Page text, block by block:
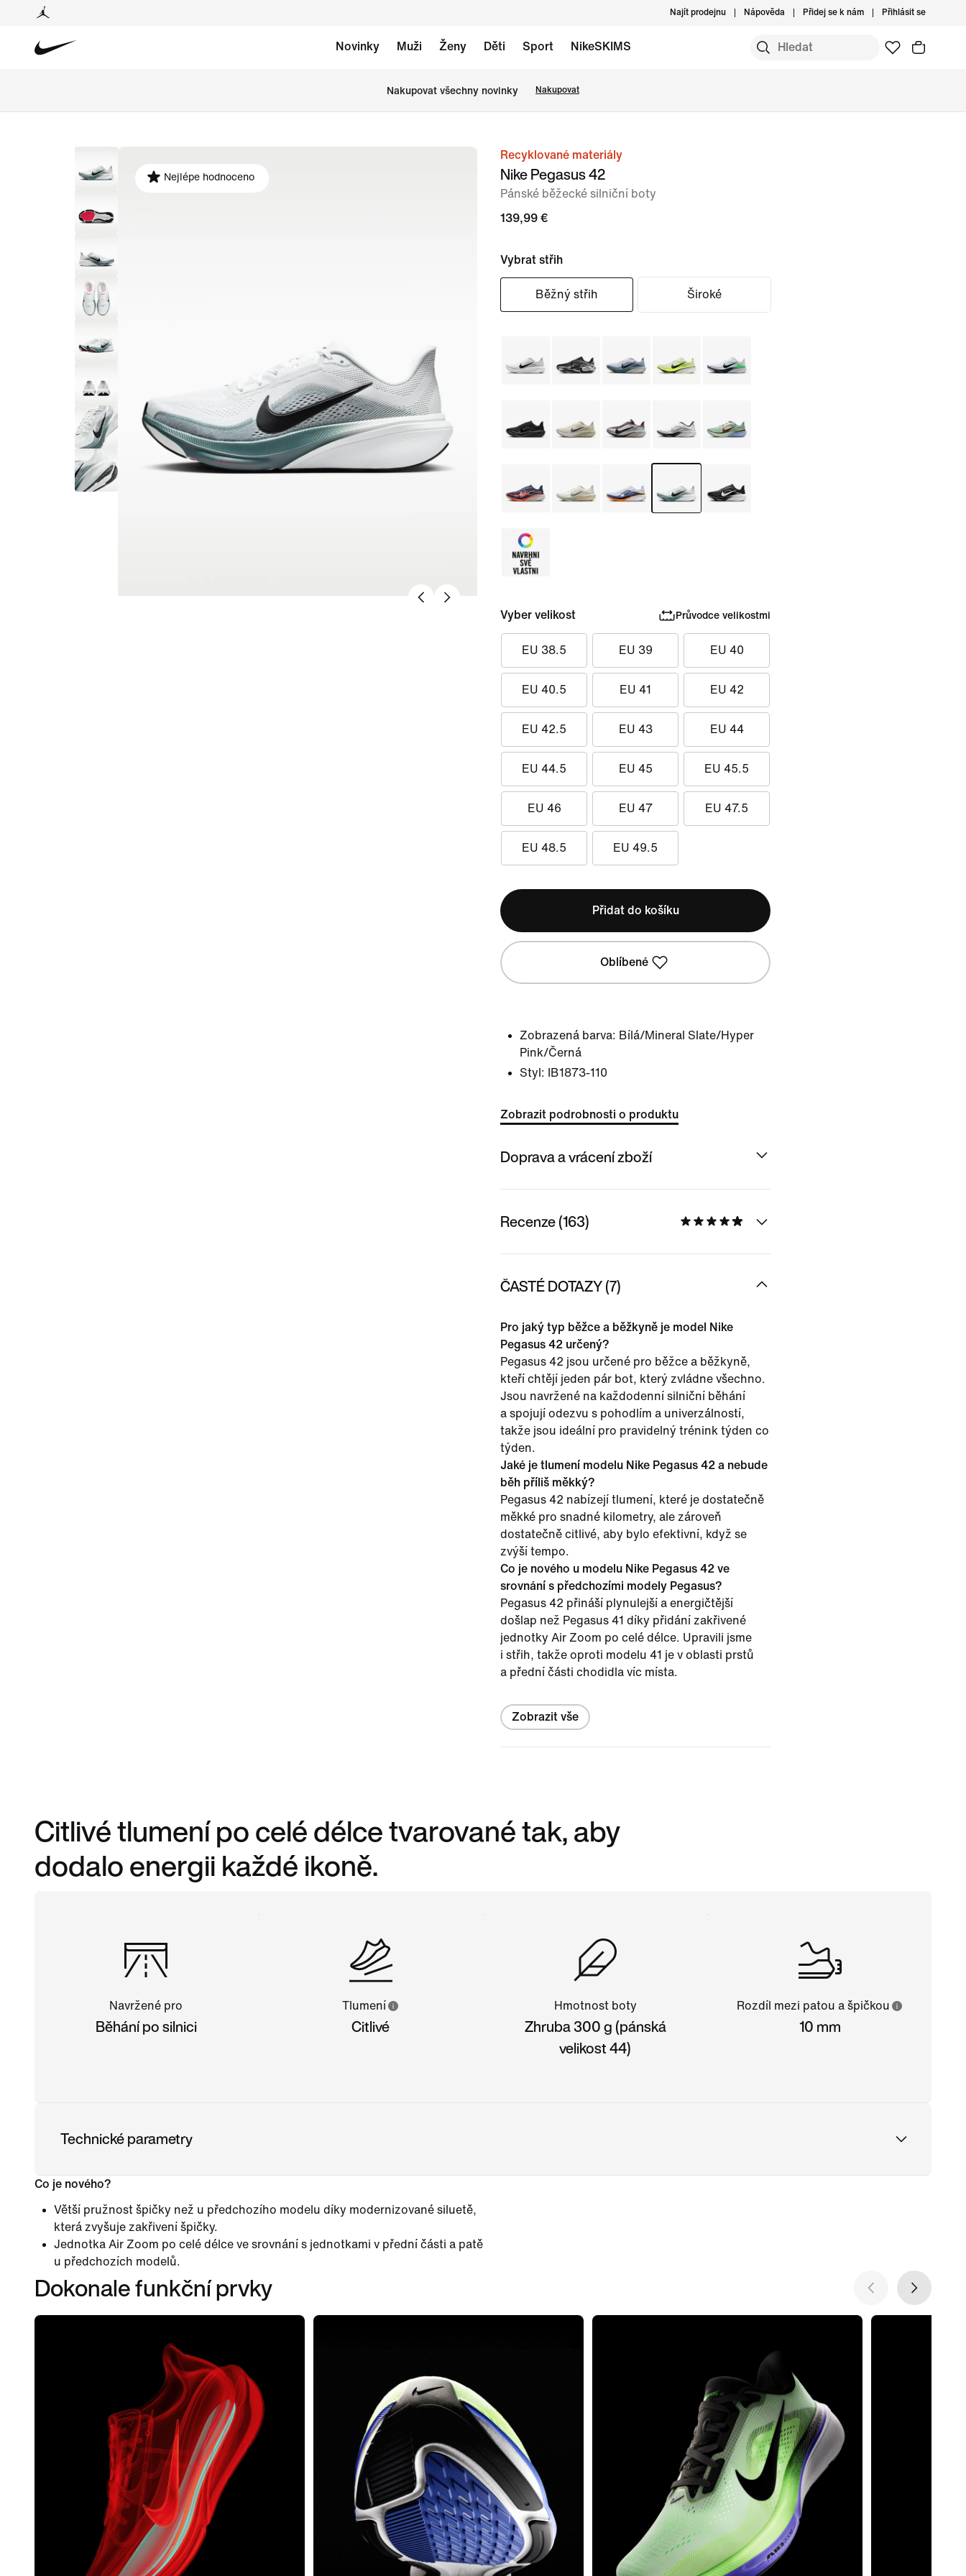
Najít prodejnu Nápověda Přidej se k nám Přihlásit se
Novinky Muži Ženy Děti Sport NikeSKIMS
Nakupovat všechny novinky Nakupovat
obrázek
Nejlépe hodnoceno
Recyklované materiály
Nike Pegasus 42
Pánské běžecké silniční boty
139,99 €
Vybrat střih
Běžný střih Široké
Vyber velikost Průvodce velikostmi
EU 38.5 EU 39 EU 40
EU 40.5 EU 41 EU 42
EU 42.5 EU 43 EU 44
EU 44.5 EU 45 EU 45.5
EU 46 EU 47 EU 47.5
EU 48.5 EU 49.5
Přidat do košíku
Oblíbené
Zobrazená barva: Bílá/Mineral Slate/Hyper
Pink/Černá
Styl:
IB1873-110
Zobrazit podrobnosti o produktu
Doprava a vrácení zboží
Recenze (163)
ČASTÉ DOTAZY (7)
Pro jaký typ běžce a běžkyně je model Nike
Pegasus 42 určený?
Pegasus 42 jsou určené pro běžce a běžkyně,
kteří chtějí jeden pár bot, který zvládne všechno.
Jsou navržené na každodenní silniční běhání
a spojují odezvu s pohodlím a univerzálností,
takže jsou ideální pro pravidelný trénink týden co
týden.
Jaké je tlumení modelu Nike Pegasus 42 a nebude
běh příliš měkký?
Pegasus 42 nabízejí tlumení, které je dostatečně
měkké pro snadné kilometry, ale zároveň
dostatečně citlivé, aby bylo efektivní, když se
zvýší tempo.
Co je nového u modelu Nike Pegasus 42 ve
srovnání s předchozími modely Pegasus?
Pegasus 42 přináší plynulejší a energičtější
došlap než Pegasus 41 díky přidání zakřivené
jednotky Air Zoom po celé délce. Upravili jsme
i střih, takže oproti modelu 41 je v oblasti prstů
a přední části chodidla víc místa.
Zobrazit vše
Citlivé tlumení po celé délce tvarované tak, aby
dodalo energii každé ikoně.
Navržené pro
Běhání po silnici
Tlumení
Citlivé
Hmotnost boty
Zhruba 300 g (pánská
velikost 44)
Rozdíl mezi patou a špičkou
10 mm
Technické parametry
Co je nového?
Větší pružnost špičky než u předchozího modelu díky modernizované siluetě,
která zvyšuje zakřivení špičky.
Jednotka Air Zoom po celé délce ve srovnání s jednotkami v přední části a patě
u předchozích modelů.
Dokonale funkční prvky